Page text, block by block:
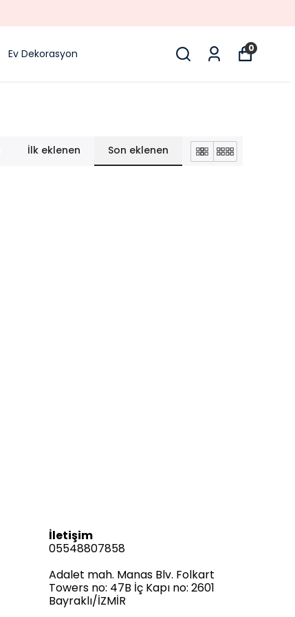
Ev Dekorasyon 0
İlk eklenen Son eklenen
İletişim
05548807858
Adalet mah. Manas Blv. Folkart
Towers no: 47B İç Kapı no: 2601
Bayraklı/İZMİR